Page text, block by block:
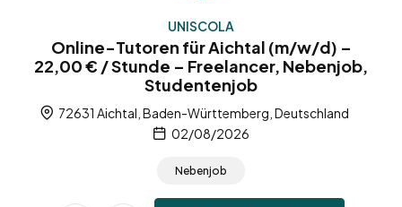
UNISCOLA
Online-Tutoren für Aichtal (m/w/d) –
22,00 € / Stunde – Freelancer, Nebenjob,
Studentenjob
72631 Aichtal, Baden-Württemberg, Deutschland
02/08/2026
Nebenjob